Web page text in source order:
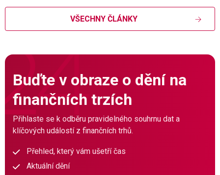
VŠECHNY ČLÁNKY
Buďte v obraze o dění na
finančních trzích
Přihlaste se k odběru pravidelného souhrnu dat a
klíčových událostí z finančních trhů.
Přehled, který vám ušetří čas
Aktuální dění